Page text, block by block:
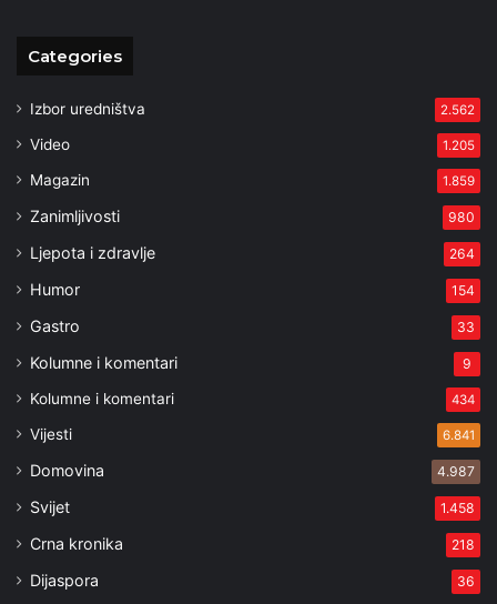
Categories
Izbor uredništva 2.562
Video 1.205
Magazin 1.859
Zanimljivosti 980
Ljepota i zdravlje 264
Humor 154
Gastro 33
Kolumne i komentari 9
Kolumne i komentari 434
Vijesti 6.841
Domovina 4.987
Svijet 1.458
Crna kronika 218
Dijaspora 36